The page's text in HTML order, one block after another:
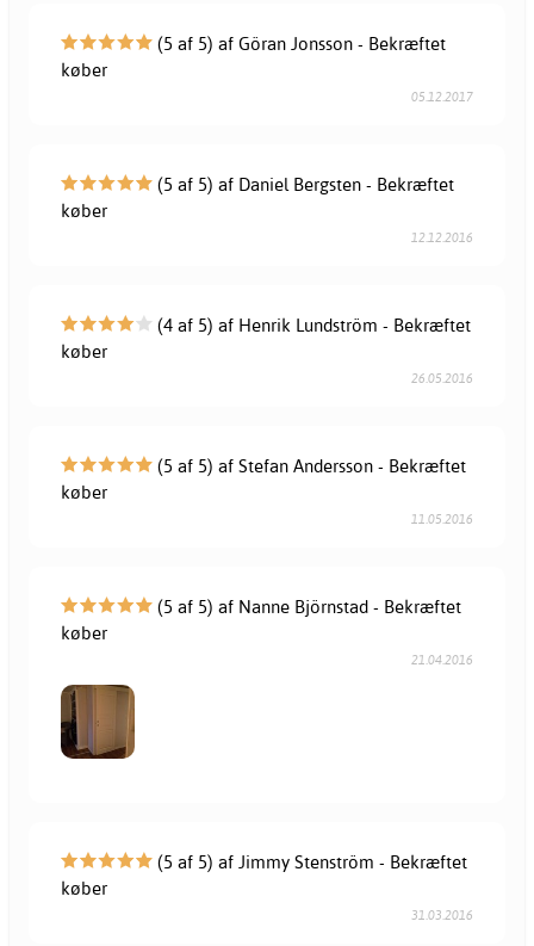
(5 af 5) af Göran Jonsson - Bekræftet
køber
05.12.2017
(5 af 5) af Daniel Bergsten - Bekræftet
køber
12.12.2016
(4 af 5) af Henrik Lundström - Bekræftet
køber
26.05.2016
(5 af 5) af Stefan Andersson - Bekræftet
køber
11.05.2016
(5 af 5) af Nanne Björnstad - Bekræftet
køber
21.04.2016
(5 af 5) af Jimmy Stenström - Bekræftet
køber
31.03.2016